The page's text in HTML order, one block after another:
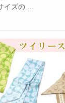
イズの …